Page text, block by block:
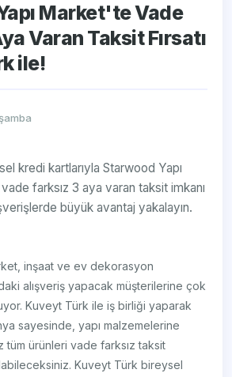
Market'te Vade
Varan Taksit Fırsatı
ile!
kredi kartlarıyla Starwood Yapı
farksız 3 aya varan taksit imkanı
büyük avantaj yakalayın.
inşaat ve ev dekorasyon
alışveriş yapacak müşterilerine çok
Kuveyt Türk ile iş birliği yaparak
sayesinde, yapı malzemelerine
tüm ürünleri vade farksız taksit
Kuveyt Türk bireysel